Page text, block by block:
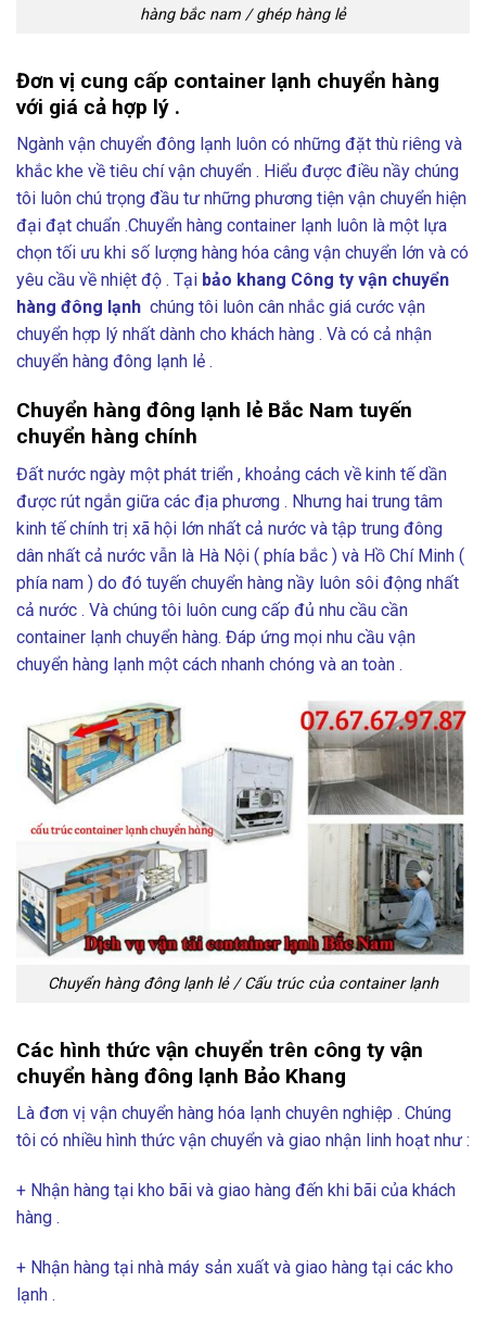
hàng bắc nam / ghép hàng lẻ
Đơn vị cung cấp container lạnh chuyển hàng
với giá cả hợp lý .
Ngành vận chuyển đông lạnh luôn có những đặt thù riêng và
khắc khe về tiêu chí vận chuyển . Hiểu được điều nầy chúng
tôi luôn chú trọng đầu tư những phương tiện vận chuyển hiện
đại đạt chuẩn .Chuyển hàng container lạnh luôn là một lựa
chọn tối ưu khi số lượng hàng hóa câng vận chuyển lớn và có
yêu cầu về nhiệt độ . Tại bảo khang Công ty vận chuyển
hàng đông lạnh chúng tôi luôn cân nhắc giá cước vận
chuyển hợp lý nhất dành cho khách hàng . Và có cả nhận
chuyển hàng đông lạnh lẻ .
Chuyển hàng đông lạnh lẻ Bắc Nam tuyến
chuyển hàng chính
Đất nước ngày một phát triển , khoảng cách về kinh tế dần
được rút ngắn giữa các địa phương . Nhưng hai trung tâm
kinh tế chính trị xã hội lớn nhất cả nước và tập trung đông
dân nhất cả nước vẫn là Hà Nội ( phía bắc ) và Hồ Chí Minh (
phía nam ) do đó tuyến chuyển hàng nầy luôn sôi động nhất
cả nước . Và chúng tôi luôn cung cấp đủ nhu cầu cần
container lạnh chuyển hàng. Đáp ứng mọi nhu cầu vận
chuyển hàng lạnh một cách nhanh chóng và an toàn .
Chuyển hàng đông lạnh lẻ / Cấu trúc của container lạnh
Các hình thức vận chuyển trên công ty vận
chuyển hàng đông lạnh Bảo Khang
Là đơn vị vận chuyển hàng hóa lạnh chuyên nghiệp . Chúng
tôi có nhiều hình thức vận chuyển và giao nhận linh hoạt như :
+ Nhận hàng tại kho bãi và giao hàng đến khi bãi của khách
hàng .
+ Nhận hàng tại nhà máy sản xuất và giao hàng tại các kho
lạnh .